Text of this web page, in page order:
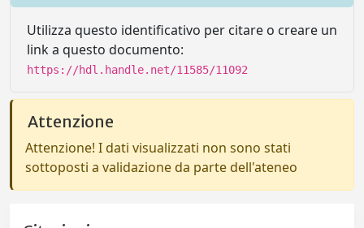
Utilizza questo identificativo per citare o creare un
link a questo documento:
https://hdl.handle.net/11585/11092
Attenzione
Attenzione! I dati visualizzati non sono stati
sottoposti a validazione da parte dell'ateneo